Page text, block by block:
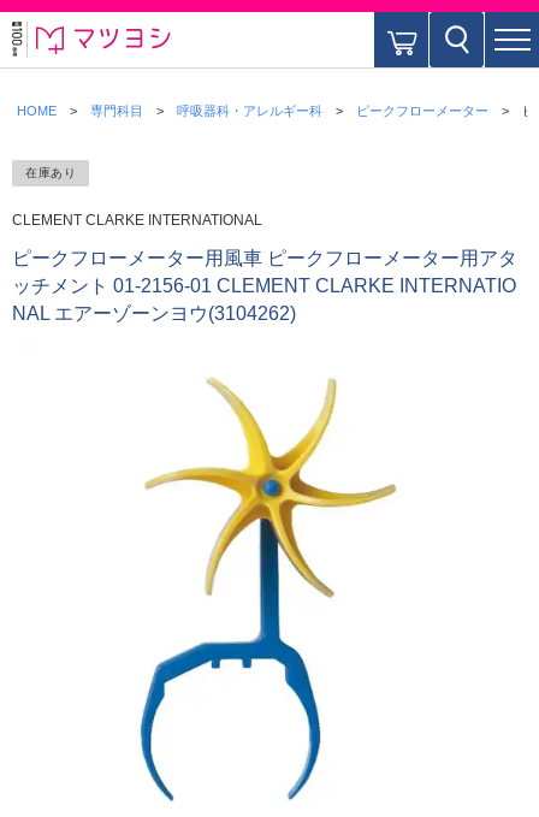
HOME 専門科目 呼吸器科・アレルギー科 ピークフローメーター
在庫あり
CLEMENT CLARKE INTERNATIONAL
ピークフローメーター用風車 ピークフローメーター用アタ
ッチメント 01-2156-01 CLEMENT CLARKE INTERNATIO
NAL エアーゾーンヨウ(3104262)